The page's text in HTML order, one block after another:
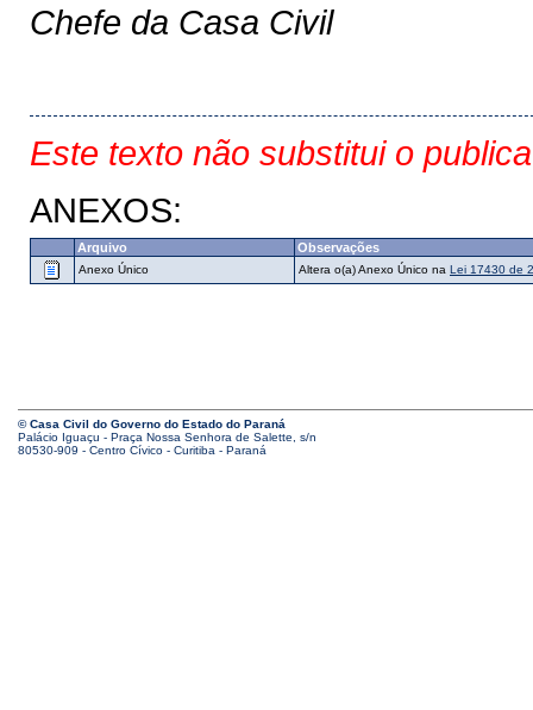
Chefe da Casa Civil
Este texto não substitui o
ANEXOS:
Arquivo Observações
Anexo Único Altera o(a) Anexo Único na Lei 17430 de
© Casa Civil do Governo do Estado do Paraná
Palácio Iguaçu - Praça Nossa Senhora de Salette, s/n
80530-909 - Centro Cívico - Curitiba - Paraná